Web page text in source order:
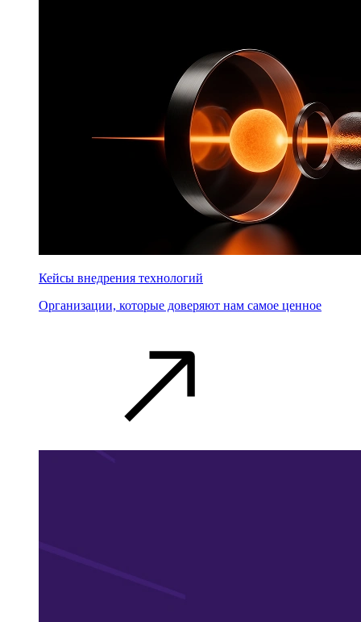
Кейсы внедрения технологий
Организации, которые доверяют нам самое ценное